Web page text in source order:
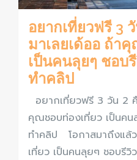
อยากเที่ยวฟรี 3
มาเลยเด้ออ ถ้า
เป็นคนลุยๆ ชอบ
ทำคลิป
อยากเที่ยวฟรี 3 วัน 2
คุณชอบท่องเที่ยว เป็นคน
ทำคลิป โอกาสมาถึงแล้
เที่ยว เป็นคนลุยๆ ชอบรีวิ